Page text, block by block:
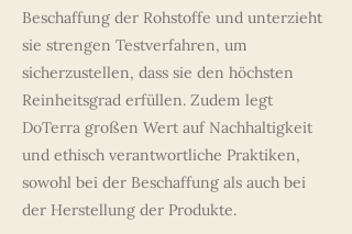
Beschaffung der Rohstoffe und unterzieht
sie strengen Testverfahren, um
sicherzustellen, dass sie den höchsten
Reinheitsgrad erfüllen. Zudem legt
DoTerra großen Wert auf Nachhaltigkeit
und ethisch verantwortliche Praktiken,
sowohl bei der Beschaffung als auch bei
der Herstellung der Produkte.